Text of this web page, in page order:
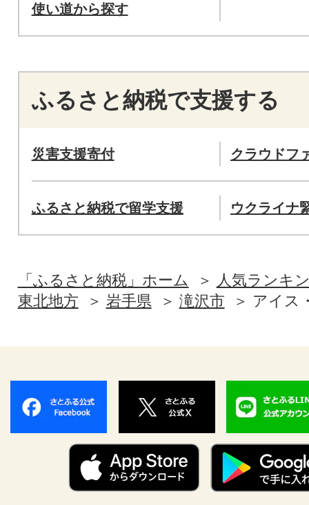
使い道から探す
ふるさと納税で支援する
災害支援寄付 クラウドフ
ふるさと納税で留学支援 ウクライナ
「ふるさと納税」ホーム
人気ランキ
東北地方
岩手県 滝沢市 アイス